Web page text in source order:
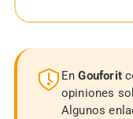
EnGouforit
opiniones
Algunos